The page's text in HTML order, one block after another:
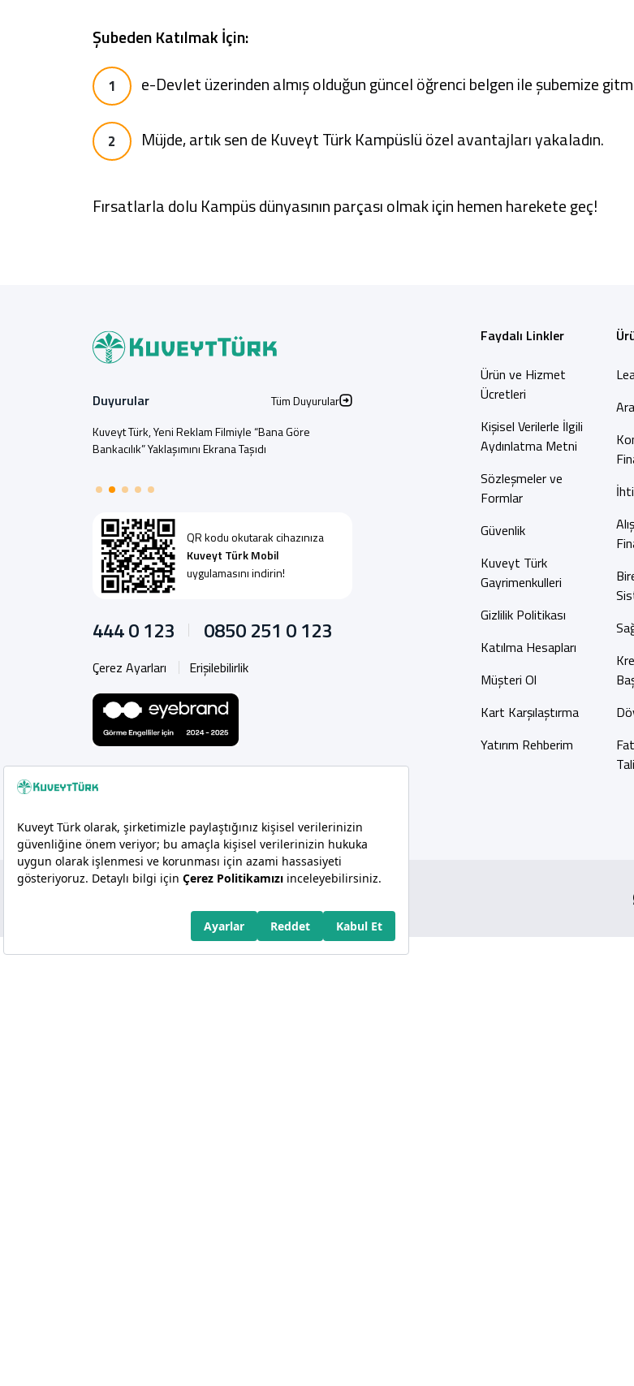
Şubeden Katılmak İçin:
e-Devlet üzerinden almış olduğun güncel öğrenci belgen ile şubemize
Müjde, artık sen de Kuveyt Türk Kampüslü özel avantajları yakaladın.
Fırsatlarla dolu Kampüs dünyasının parçası olmak için hemen harekete geç!
Faydalı Linkler
Ürün ve Hizmet
Ücretleri
Kişisel Verilerle İlgili
Aydınlatma Metni
Sözleşmeler ve
Formlar
Güvenlik
Kuveyt Türk
Gayrimenkulleri
Gizlilik Politikası
Katılma Hesapları
Müşteri Ol
Kart Karşılaştırma
Yatırım Rehberim
QR kodu okutarak cihazınıza
Kuveyt Türk Mobil
uygulamasını indirin!
Duyurular
Tüm Duyurular
Kuveyt Türk, Yeni Reklam Filmiyle “Bana Göre
Bankacılık” Yaklaşımını Ekrana Taşıdı
444 0 123 0850 251 0 123
Çerez Ayarları Erişilebilirlik